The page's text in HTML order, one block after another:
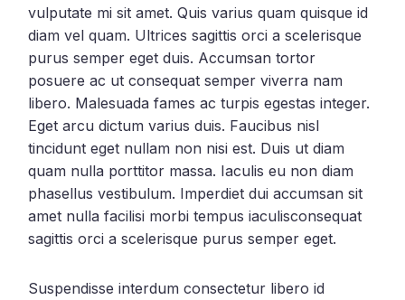
vulputate mi sit amet. Quis varius quam quisque id
diam vel quam. Ultrices sagittis orci a scelerisque
purus semper eget duis. Accumsan tortor
posuere ac ut consequat semper viverra nam
libero. Malesuada fames ac turpis egestas integer.
Eget arcu dictum varius duis. Faucibus nisl
tincidunt eget nullam non nisi est. Duis ut diam
quam nulla porttitor massa. Iaculis eu non diam
phasellus vestibulum. Imperdiet dui accumsan sit
amet nulla facilisi morbi tempus iaculisconsequat
sagittis orci a scelerisque purus semper eget.
Suspendisse interdum consectetur libero id